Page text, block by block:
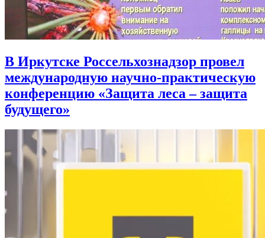
В Иркутске Россельхознадзор провел
международную научно-практическую
конференцию «Защита леса – защита
будущего»